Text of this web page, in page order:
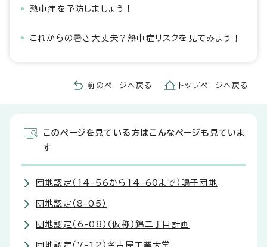
熱中症を予防しましょう！
これからの暑さ大丈夫？熱中症リスクを見てみよう！
前のページへ戻る トップページへ戻る
このページを見ている方はこんなページも見ていま
す
団地認定（14-56から14-60まで）鳴子団地
団地認定（8-05）
団地認定（6-08）（仮称）錦二丁目計画
団地認定（7-12）名古屋工業大学